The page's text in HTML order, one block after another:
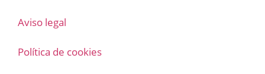
Aviso legal
Política de cookies